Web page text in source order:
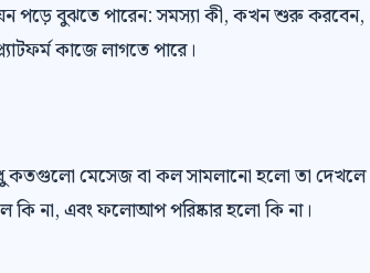
পড়ে বুঝতে পারেন: সমস্যা কী, কখন শুরু করবেন,
কাজে লাগতে পারে।
কতগুলো মেসেজ বা কল সামলানো হলো তা দেখলে
কি না, এবং ফলোআপ পরিষ্কার হলো কি না।